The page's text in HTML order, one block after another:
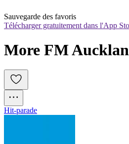
Sauvegarde des favoris
Télécharger gratuitement dans l'App
More FM
Hit-parade